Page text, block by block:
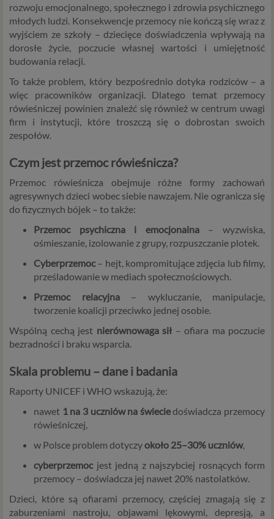
rozwoju emocjonalnego, społecznego i zdrowia psychicznego
młodych ludzi. Konsekwencje przemocy nie kończą się wraz z
wyjściem ze szkoły – dziecięce doświadczenia wpływają na
dorosłe życie, poczucie własnej wartości i umiejętność
budowania relacji.
To także problem, który bezpośrednio dotyka rodziców – a
więc pracowników organizacji. Dlatego temat przemocy
rówieśniczej powinien znaleźć się również w centrum uwagi
firm i instytucji, które troszczą się o dobrostan swoich
zespołów.
Czym jest przemoc rówieśnicza?
Przemoc rówieśnicza obejmuje różne formy zachowań
agresywnych dzieci wobec siebie nawzajem. Nie ogranicza się
do fizycznych bójek – to także:
Przemoc psychiczna i emocjonalna– wyzwiska,
ośmieszanie, izolowanie z grupy, rozpuszczanie plotek.
Cyberprzemoc– hejt, kompromitujące zdjęcia lub filmy,
prześladowanie w mediach społecznościowych.
Przemoc relacyjna– wykluczanie, manipulacje,
tworzenie koalicji przeciwko jednej osobie.
Wspólną cechą jest nierównowaga sił– ofiara ma poczucie
bezradności i braku wsparcia.
Skala problemu – dane i badania
Raporty UNICEF i WHO wskazują, że:
nawet 1 na 3 uczniów na świeciedoświadcza przemocy
rówieśniczej,
w Polsce problem dotyczyokoło 25–30% uczniów,
cyberprzemocjest jedną z najszybciej rosnących form
przemocy – doświadcza jej nawet 20% nastolatków.
Dzieci, które są ofiarami przemocy, częściej zmagają się z
zaburzeniami nastroju, objawami lękowymi, depresją, a